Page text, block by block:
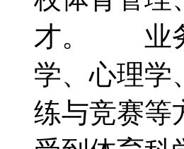
才。 业务
学、心理学
练与竞赛等